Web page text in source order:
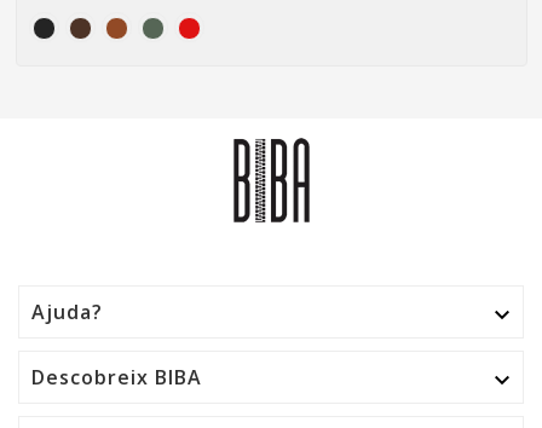
Ajuda? 
Descobreix BIBA 